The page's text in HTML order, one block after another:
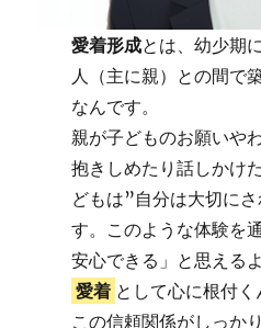
愛着形成とは、幼少期
人（主に親）との間で
なんです。
親が子どものお願いや
抱きしめたり話しかけ
どもは”自分は大切に
す。このような体験を
安心できる」と思える
愛着 として心に根付く
この信頼関係がしっか